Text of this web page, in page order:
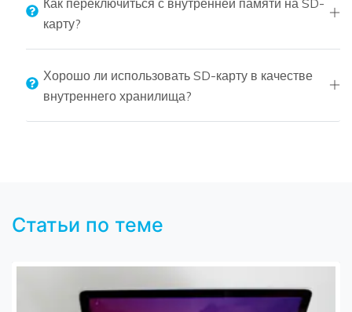
Как переключиться с внутренней памяти на SD-
карту?
Хорошо ли использовать SD-карту в качестве
внутреннего хранилища?
Статьи по теме